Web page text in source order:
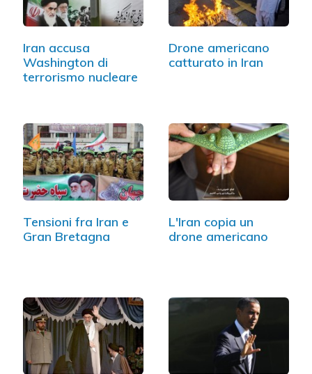
Iran accusa
Washington di
terrorismo nucleare
Drone americano
catturato in Iran
Tensioni fra Iran e
Gran Bretagna
L'Iran copia un
drone americano